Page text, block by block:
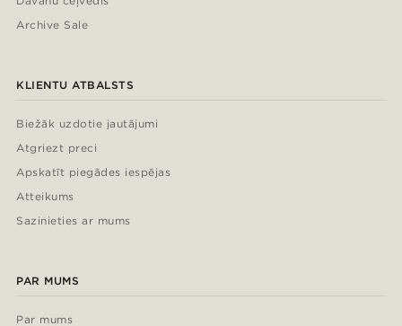
Archive Sale
KLIENTU ATBALSTS
Biežāk uzdotie jautājumi
Atgriezt preci
Apskatīt piegādes iespējas
Atteikums
Sazinieties ar mums
PAR MUMS
Par mums